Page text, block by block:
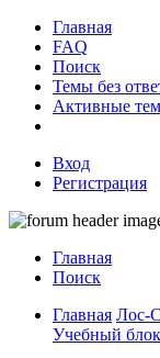
Главная
FAQ
Поиск
Темы без
Активные
Вход
Регистрация
Главная
Поиск
Главная Лос-
Учебный блок